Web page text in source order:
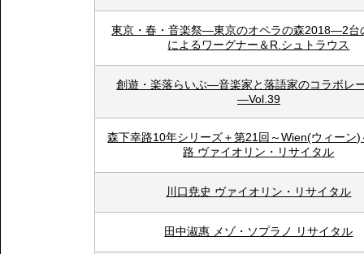
東京・春・音楽祭―東京のオペラの森2018―2台
によるワーグナー＆R.シュトラウス
創遊・楽落らいぶ―音楽家と落語家のコラボレ
―Vol.39
森下幸路10年シリーズ＋第21回～Wien(ウィーン
路 ヴァイオリン・リサイタル
川口尭史 ヴァイオリン・リサイタル
田中淑惠 メゾ・ソプラノ リサイタル